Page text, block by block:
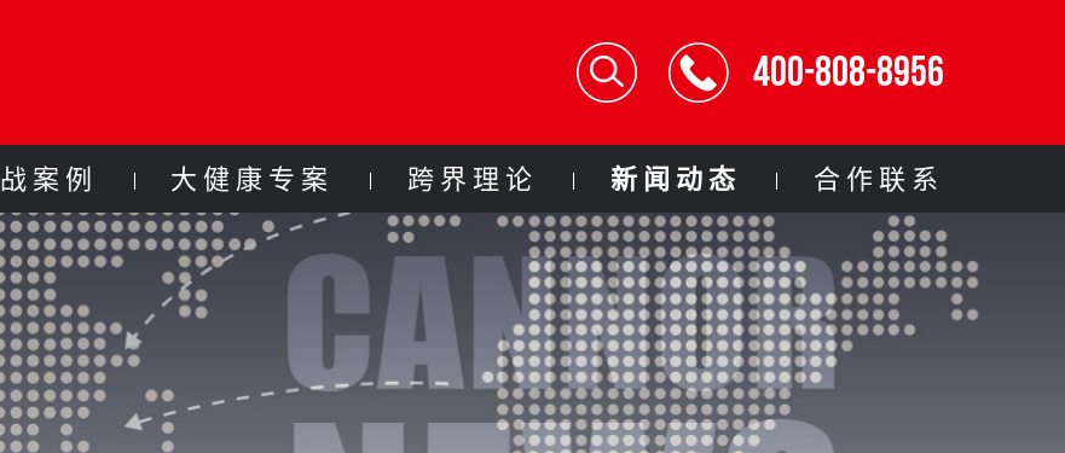
400-808-8956
案例 大健康专案 跨界理论 新闻动态 合作联系